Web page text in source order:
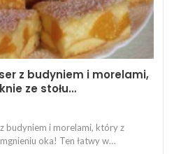
z budyniem i morelami,
ze stołu…
budyniem i morelami, który z
oka! Ten łatwy w…